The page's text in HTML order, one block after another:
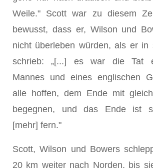
Weile." Scott war zu diesem
bewusst, dass er, Wilson und
nicht überleben würden, als er in
schrieb: „[...] es war die Tat
Mannes und eines englischen
alle hoffen, dem Ende mit
begegnen, und das Ende ist
[mehr] fern."
Scott, Wilson und Bowers
20 km weiter nach Norden, bis